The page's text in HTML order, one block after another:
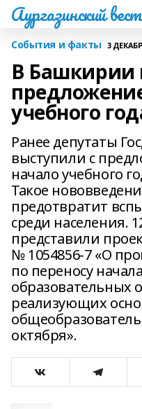
Аургазинский
События и факты 3
В Башкирии
учебного
Ранее депутаты
выступили с
начало учебного
Такое
предотвратит
среди населения.
представили
№ 1054856-7 «О
по переносу
образовательных
реализующих
октября».